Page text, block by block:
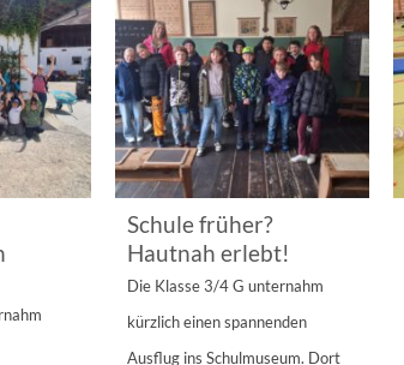
Schule früher?
Hautnah erlebt!
Die Klasse 3/4 G unternahm
kürzlich einen spannenden
Ausflug ins Schulmuseum. Dort